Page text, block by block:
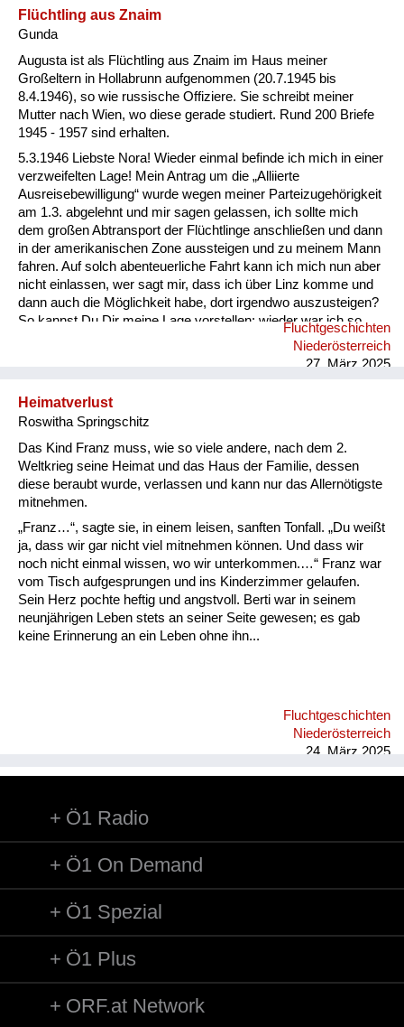
Flüchtling aus Znaim
Gunda
Augusta ist als Flüchtling aus Znaim im Haus meiner
Großeltern in Hollabrunn aufgenommen (20.7.1945 bis
8.4.1946), so wie russische Offiziere. Sie schreibt meiner
Mutter nach Wien, wo diese gerade studiert. Rund 200 Briefe
1945 - 1957 sind erhalten.
5.3.1946 Liebste Nora! Wieder einmal befinde ich mich in einer
verzweifelten Lage! Mein Antrag um die „Alliierte
Ausreisebewilligung“ wurde wegen meiner Parteizugehörigkeit
am 1.3. abgelehnt und mir sagen gelassen, ich sollte mich
dem großen Abtransport der Flüchtlinge anschließen und dann
in der amerikanischen Zone aussteigen und zu meinem Mann
fahren. Auf solch abenteuerliche Fahrt kann ich mich nun aber
nicht einlassen, wer sagt mir, dass ich über Linz komme und
dann auch die Möglichkeit habe, dort irgendwo auszusteigen?
So kannst Du Dir meine Lage vorstellen; wieder war ich so
knapp am Ziel und nun scheiterte hier wieder alles aus diesem
Grunde. Ich war mehr als vernichtet und habe alles dann in
und kam dann nach Beratungen mit Deinen lb. Angehörigen,
ebenso mit Dr. Jilly zu dem Entschluss, die Sache vorderhand
ruhen zu lassen und um einen Aufschub zur
Aufenthaltsbewilligung für Hollabrunn anzusuchen, damit ich
wenigs...
Fluchtgeschichten
Niederösterreich
27. März 2025
Heimatverlust
Roswitha Springschitz
Das Kind Franz muss, wie so viele andere, nach dem 2.
Weltkrieg seine Heimat und das Haus der Familie, dessen
diese beraubt wurde, verlassen und kann nur das Allernötigste
mitnehmen.
„Franz…“, sagte sie, in einem leisen, sanften Tonfall. „Du weißt
ja, dass wir gar nicht viel mitnehmen können. Und dass wir
noch nicht einmal wissen, wo wir unterkommen.…“ Franz war
vom Tisch aufgesprungen und ins Kinderzimmer gelaufen.
Sein Herz pochte heftig und angstvoll. Berti war in seinem
neunjährigen Leben stets an seiner Seite gewesen; es gab
keine Erinnerung an ein Leben ohne ihn...
Fluchtgeschichten
Niederösterreich
24. März 2025
Ö1 Radio
Ö1 On Demand
Ö1 Spezial
Ö1 Plus
ORF.at Network